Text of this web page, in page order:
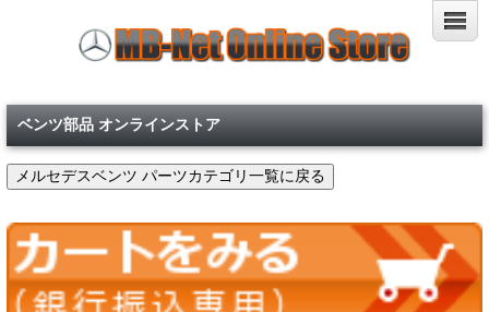
ベンツ部品 オンラインストア